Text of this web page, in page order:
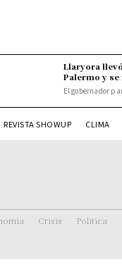
Llaryora
Palermo y se
El gobernador
REVISTA SHOWUP CLIMA
Crisis Politica